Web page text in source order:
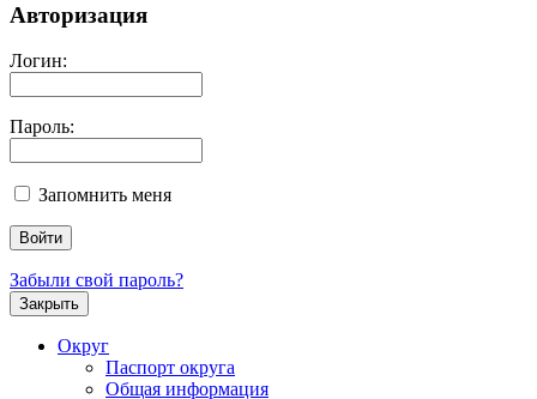
Авторизация
Логин:
Пароль:
Запомнить меня
Забыли свой пароль?
Закрыть
Округ
Паспорт округа
Общая информация